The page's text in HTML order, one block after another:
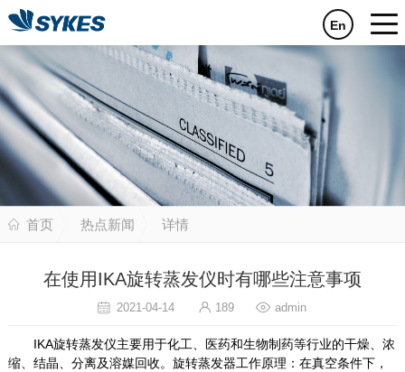
En
首页 热点新闻 详情
在使用IKA旋转蒸发仪时有哪些注意事项
2021-04-14 189 admin
IKA旋转蒸发仪主要用于化工、医药和生物制药等行业的干燥、浓
缩、结晶、分离及溶媒回收。旋转蒸发器工作原理：在真空条件下，